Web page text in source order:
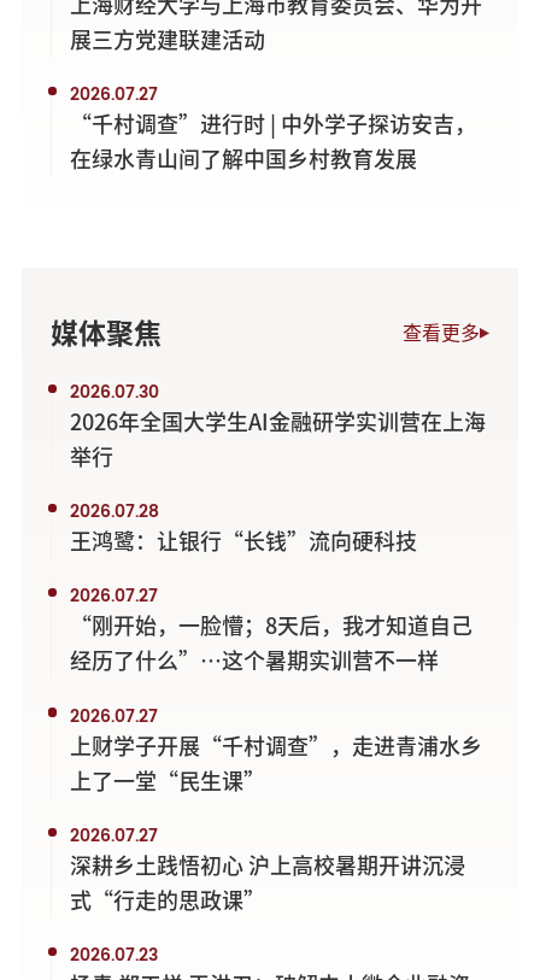
展三方党建联建活动
2026.07.27
“千村调查”进行时 | 中外学子探访安吉，
在绿水青山间了解中国乡村教育发展
媒体聚焦 查看更多
2026.07.30
2026年全国大学生AI金融研学实训营在上海
举行
2026.07.28
王鸿鹭：让银行“长钱”流向硬科技
2026.07.27
“刚开始，一脸懵；8天后，我才知道自己
经历了什么”…这个暑期实训营不一样
2026.07.27
上财学子开展“千村调查”，走进青浦水乡
上了一堂“民生课”
2026.07.27
深耕乡土践悟初心 沪上高校暑期开讲沉浸
式“行走的思政课”
2026.07.23